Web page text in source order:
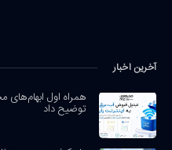
آخرین اخبار
همراه اول ابهام‌های
توضیح داد